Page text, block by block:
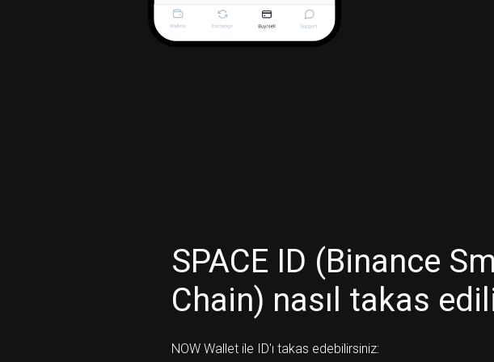
SPACE ID (Binance
Chain) nasıl takas
NOW Wallet ile ID'ı takas edebilirsiniz: